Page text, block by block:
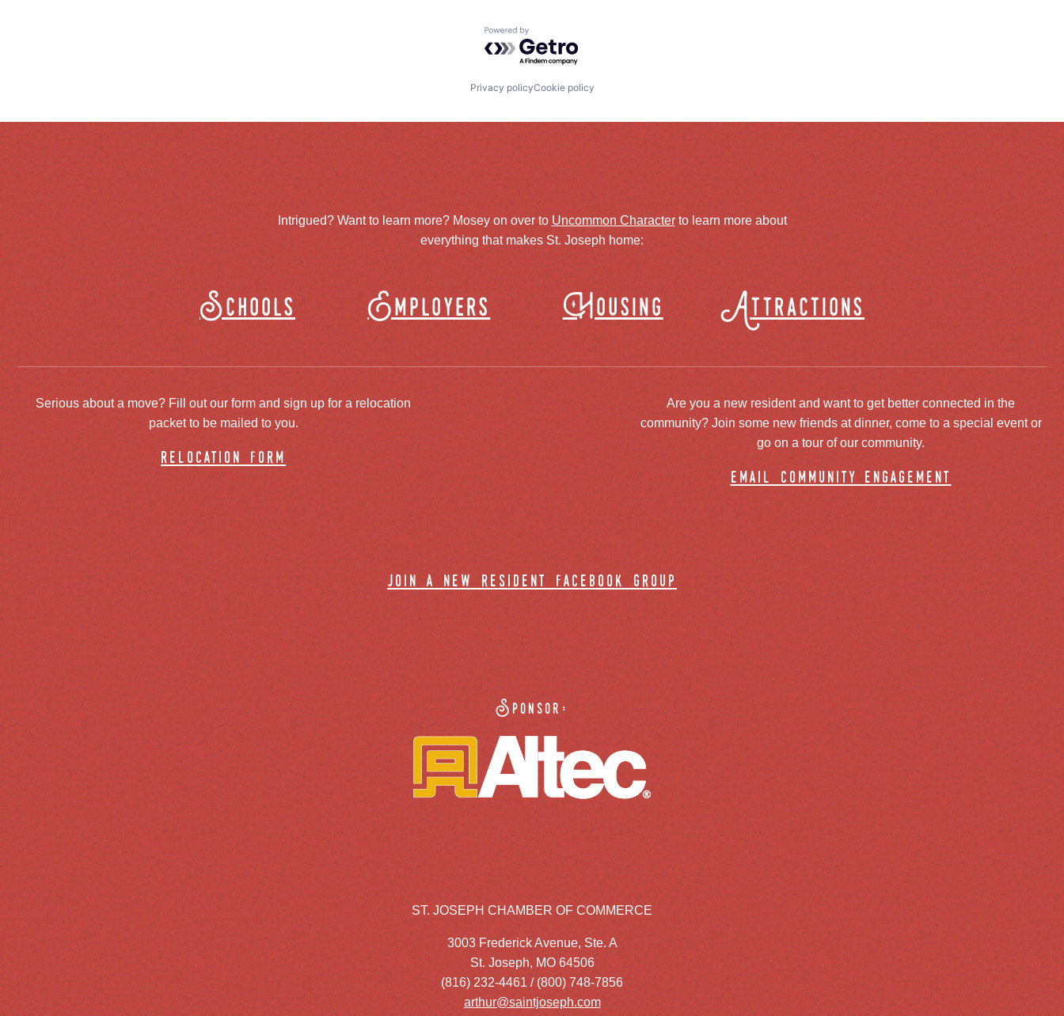
Powered by Getro.com
Privacy policyCookie policy
Intrigued? Want to learn more? Mosey on over to Uncommon Characterto learn more about
everything that makes St. Joseph home:
Schools Employers Housing Attractions
Serious about a move? Fill out our form and sign up for a relocation
packet to be mailed to you.
relocation form
Are you a new resident and want to get better connected in the
community? Join some new friends at dinner, come to a special event or
go on a tour of our community.
email community engagement
join a new resident facebook group
Sponsor:
ST. JOSEPH CHAMBER OF COMMERCE
3003 Frederick Avenue, Ste. A
St. Joseph, MO 64506
(816) 232-4461 / (800) 748-7856
arthur@saintjoseph.com